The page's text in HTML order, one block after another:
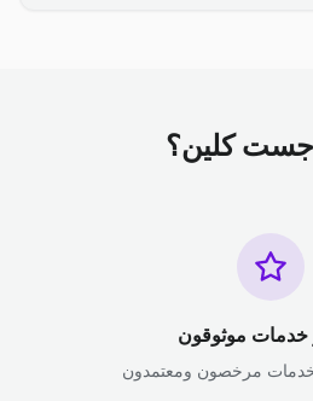
جست كلين؟
خدمات موثوقون
مرخصون ومعتمدون